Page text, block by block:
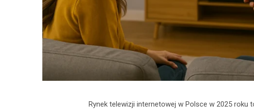
Rynek telewizji internetowej w Polsce w 2025